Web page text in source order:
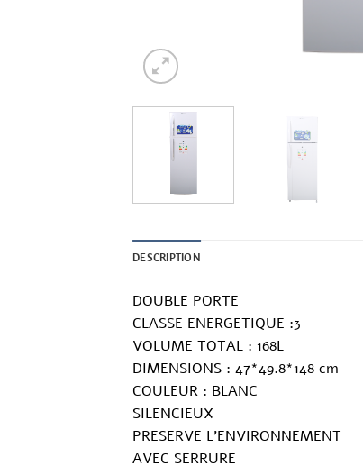
DESCRIPTION
DOUBLE PORTE
CLASSE ENERGETIQUE :3
VOLUME TOTAL : 168L
DIMENSIONS : 47*49.8*148 cm
COULEUR : BLANC
SILENCIEUX
PRESERVE L’ENVIRONNEMENT
AVEC SERRURE